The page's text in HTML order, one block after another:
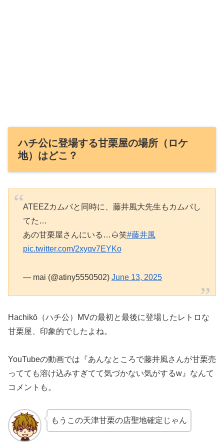
ハチ公に登場する甘栗屋の場所（ロケ
地）はどこ？
ATEEZカムバと同時に、藤井風大先生もカムバし
てた…
あの甘栗屋さんにいる…🌰笑#藤井風
pic.twitter.com/2xyqv7EYKo
— mai (@atiny5550502) June 13, 2025
Hachikō（ハチ公）MVの最初と最後に登場したレトロな
甘栗屋、印象的でしたよね。
YouTubeの動画では『あんなところで藤井風さんが甘栗売
ってても溶け込みすぎてて気づかない気がするw』なんて
コメントも。
もうこの天津甘栗の店聖地確定じゃん